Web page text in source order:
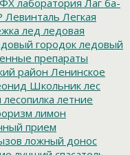
Левинталь Легкая
лед ледовая
городок ледовый
препараты
район Ленинское
Школьник лес
лесопилка летние
лимон
прием
ложный донос